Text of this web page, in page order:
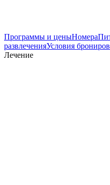
Программы и ценыНомера
развлеченияУсловия
Лечение